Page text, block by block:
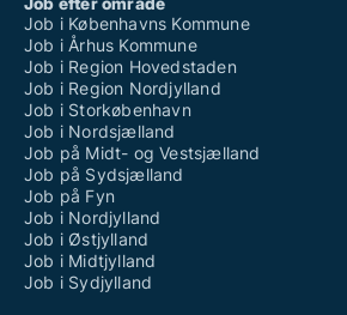
Job i Københavns Kommune
Job i Århus Kommune
Job i Region Hovedstaden
Job i Region Nordjylland
Job i Storkøbenhavn
Job i Nordsjælland
Job på Midt- og Vestsjælland
Job på Sydsjælland
Job på Fyn
Job i Nordjylland
Job i Østjylland
Job i Midtjylland
Job i Sydjylland